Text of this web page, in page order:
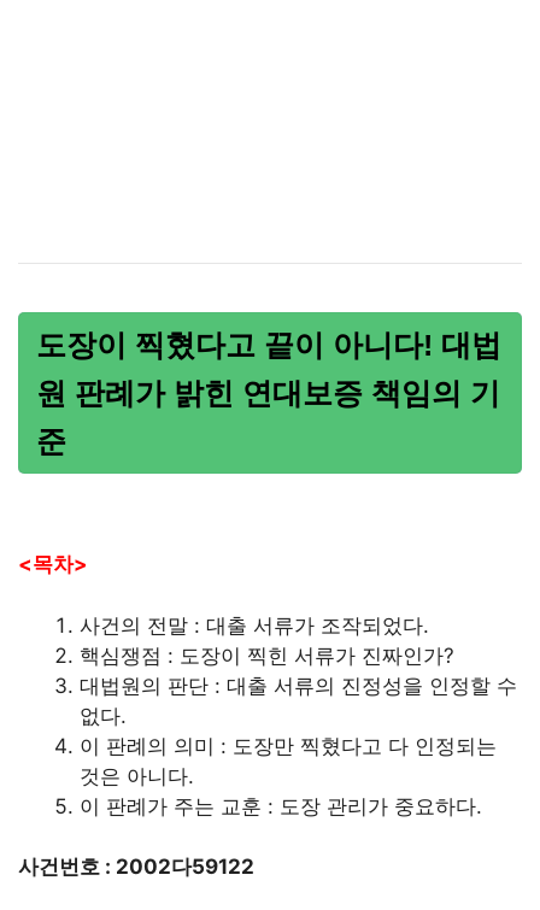
도장이 찍혔다고 끝이 아니다! 대법
원 판례가 밝힌 연대보증 책임의 기
준
<목차>
사건의 전말 : 대출 서류가 조작되었다.
핵심쟁점 : 도장이 찍힌 서류가 진짜인가?
대법원의 판단 : 대출 서류의 진정성을 인정할 수
없다.
이 판례의 의미 : 도장만 찍혔다고 다 인정되는
것은 아니다.
이 판례가 주는 교훈 : 도장 관리가 중요하다.
사건번호 : 2002다59122